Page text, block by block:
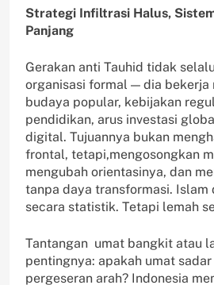
Strategi Infiltrasi Halus,
Panjang
Gerakan anti Tauhid tidak
organisasi formal — dia bekerja
budaya popular, kebijakan
pendidikan, arus investasi
digital. Tujuannya bukan
frontal, tetapi,mengosongkan
mengubah orientasinya, dan
tanpa daya transformasi. Islam
secara statistik. Tetapi lemah
Tantangan umat bangkit atau
pentingnya: apakah umat
pergeseran arah? Indonesia